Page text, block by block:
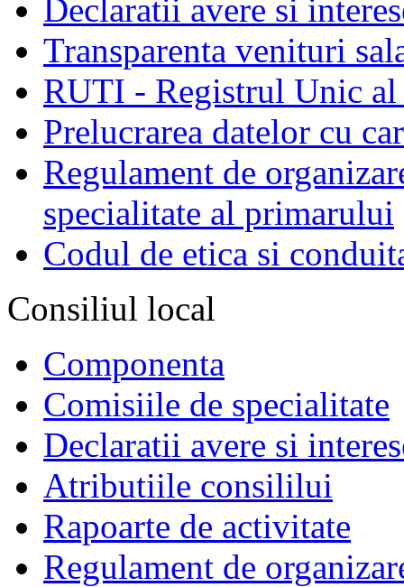
Declaratii avere si
Transparenta venituri
RUTI - Registrul Unic al
Prelucrarea datelor cu
Regulament de
specialitate al primarului
Codul de etica si
Consiliul local
Componenta
Comisiile de specialitate
Declaratii avere si
Atributiile consililui
Rapoarte de activitate
Regulament de